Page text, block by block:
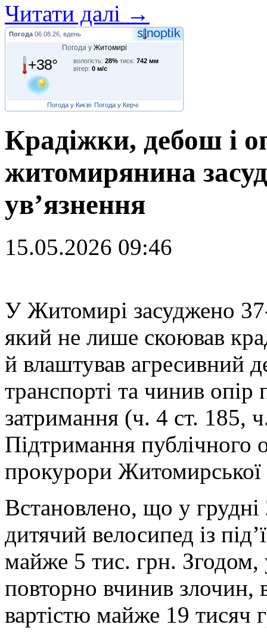
Читати далі →
Погода 06.08.26, вдень
Погода у Житомирі
+38° вологість: 28% тиск: 742 мм
вітер: 0 м/с
Погода у Києві Погода у Керчі
Крадіжки, дебош і
житомирянина
ув’язнення
15.05.2026 09:46
У Житомирі засуджено
який не лише скоював
й влаштував агресивний
транспорті та чинив
затримання (ч. 4 ст. 185,
Підтримання публічного
прокурори
Встановлено, що у
дитячий велосипед із
майже 5 тис. грн. Згодом,
повторно вчинив злочин,
вартістю майже 19 тисяч